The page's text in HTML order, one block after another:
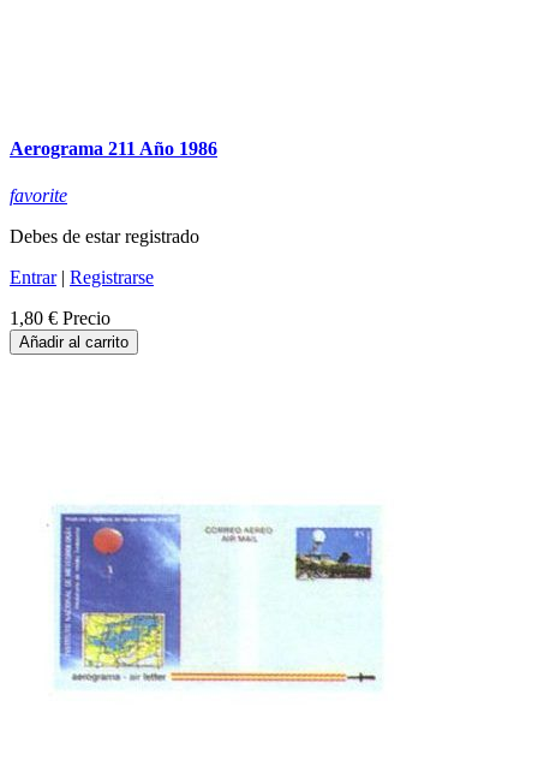
Aerograma 211 Año 1986
favorite
Debes de estar registrado
Entrar| Registrarse
1,80 € Precio
Añadir al carrito